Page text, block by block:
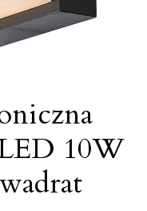
10W